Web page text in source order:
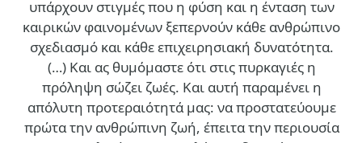
υπάρχουν στιγμές που η φύση και η ένταση των
καιρικών φαινομένων ξεπερνούν κάθε ανθρώπινο
σχεδιασμό και κάθε επιχειρησιακή δυνατότητα.
(…) Και ας θυμόμαστε ότι στις πυρκαγιές η
πρόληψη σώζει ζωές. Και αυτή παραμένει η
απόλυτη προτεραιότητά μας: να προστατεύουμε
πρώτα την ανθρώπινη ζωή, έπειτα την περιουσία